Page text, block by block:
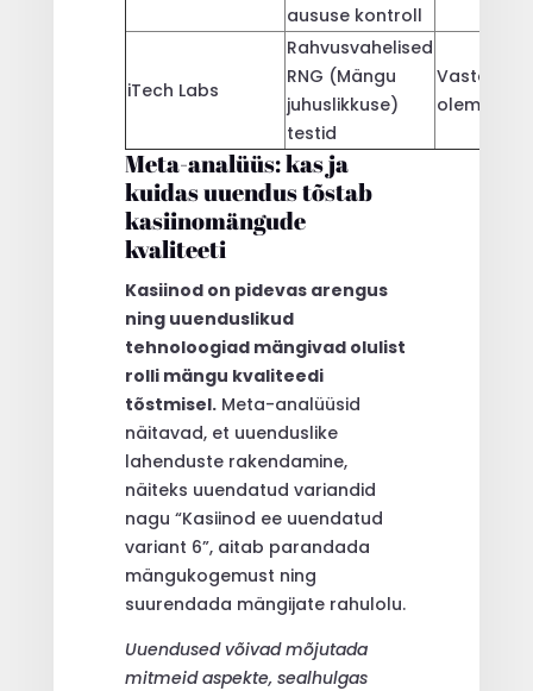
aususe kontroll
iTech Labs
Rahvusvahelised
RNG (Mängu
juhuslikkuse)
testid
olemas
Meta-analüüs: kas ja
kuidas uuendus tõstab
kasiinomängude
kvaliteeti
Kasiinod on pidevas arengus
ning uuenduslikud
tehnoloogiad mängivad olulist
rolli mängu kvaliteedi
tõstmisel.Meta-analüüsid
näitavad, et uuenduslike
lahenduste rakendamine,
näiteks uuendatud variandid
nagu “Kasiinod ee uuendatud
variant 6”, aitab parandada
mängukogemust ning
suurendada mängijate rahulolu.
Uuendused võivad mõjutada
mitmeid aspekte, sealhulgas